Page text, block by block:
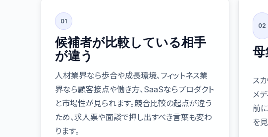
01
候補者が比較している相手
が違う
人材業界なら歩合や成長環境、フィットネス業
界なら顧客接点や働き方、SaaSならプロダクト
と市場性が見られます。競合比較の起点が違う
ため、求人票や面談で押し出すべき言葉も変わ
ります。
02
母
ス
メ
前
を